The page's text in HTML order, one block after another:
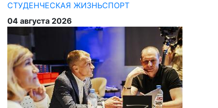
СТУДЕНЧЕСКАЯ ЖИЗНЬСПОРТ
04 августа 2026